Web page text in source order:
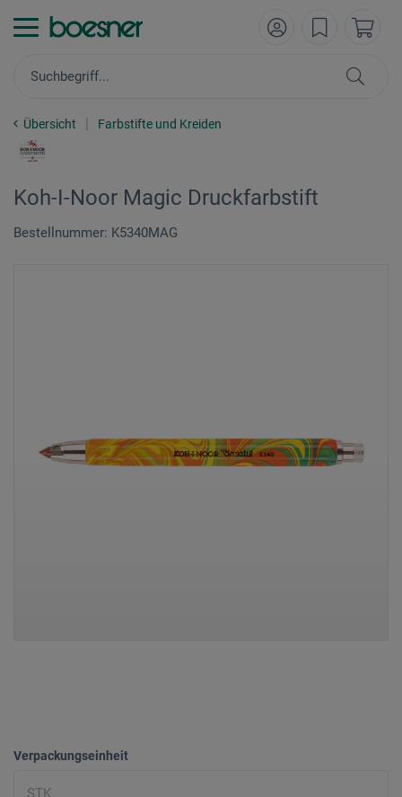
Übersicht Farbstifte und Kreiden
Koh-I-Noor Magic Druckfarbstift
Bestellnummer: K5340MAG
Verpackungseinheit